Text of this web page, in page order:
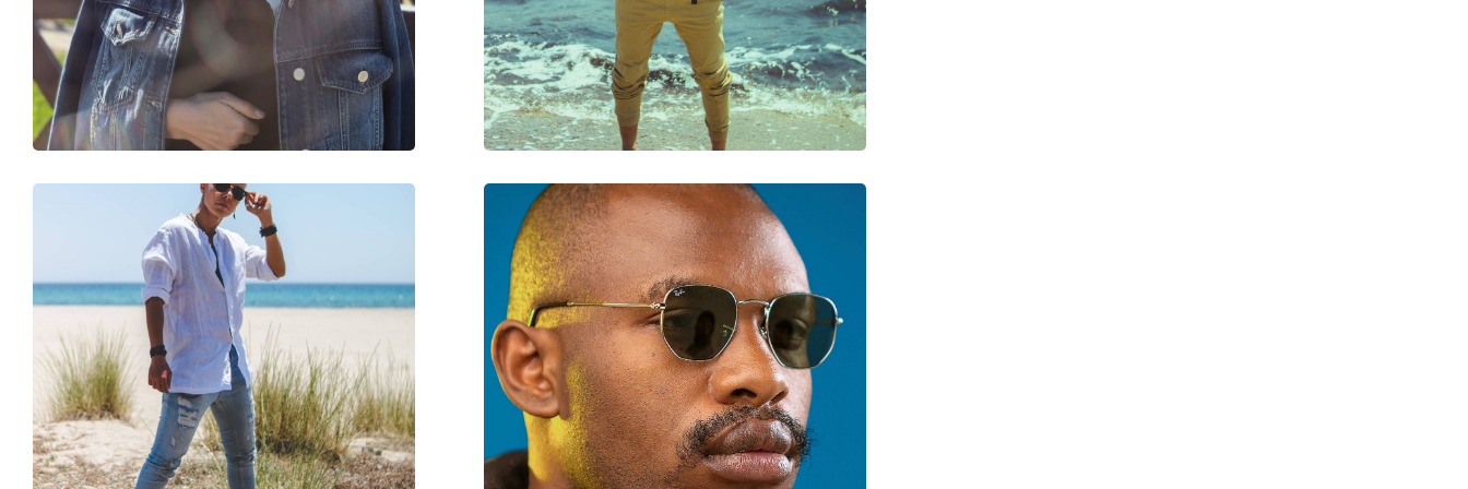
Γέφυρα:
18 mm
Βάρος:
107 γρ
Ρυθμιζόμενα μαξιλάρια μύτης:
Όχι
Αξεσουάρ
Παρέχονται με θήκη:
Ναι
Κατηγορία:
Γυαλιά Ηλίου Επώνυμες Μάρκες
Μάρκα:
Χρήση:
Μόδα
Κωδικός Προϊόντος / Μοντέλο:
RB4187 622/8G 54
Διαθέσιμο με συνταγή:
Ναι